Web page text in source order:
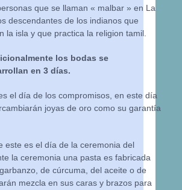
que se llaman « malbar » en La
descendantes de los indianos que
la isla y que practica la religion tamil.
los bodas se
en 3 días.
el día de los compromisos, en este día
joyas de oro como su garantía
este es el día de la ceremonia del
la ceremonia una pasta es fabricada
de cúrcuma, del aceite o de
mezcla en sus caras y brazos para